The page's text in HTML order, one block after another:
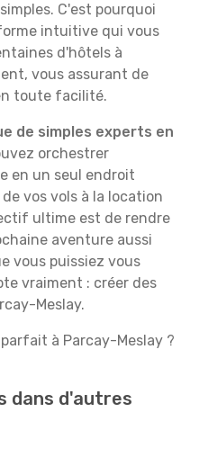
C'est pourquoi
intuitive qui vous
d'hôtels à
vous assurant de
toute facilité.
de simples experts en
orchestrer
en un seul endroit
vos vols à la location
ultime est de rendre
aventure aussi
vous puissiez vous
vraiment : créer des
Meslay.
à Parcay-Meslay ?
dans d'autres